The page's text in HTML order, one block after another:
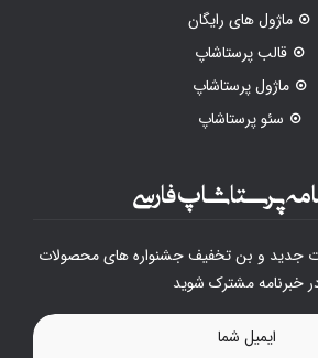
ماژول های رایگان
قالب پرستاشاپ
ماژول پرستاشاپ
سئو پرستاشاپ
پرستاشاپ فارسی
جدید و بن تخفیف جشنواره های محصولات
خبرنامه مشترک شوید